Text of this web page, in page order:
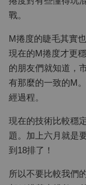
戰。
M捲度的睫毛其實
現在的M捲度才更
的朋友們就知道，
有那麼的一致的M
經過程。
現在的技術比較穩
題。加上六月就是
到18排了！
所以不要比較我們